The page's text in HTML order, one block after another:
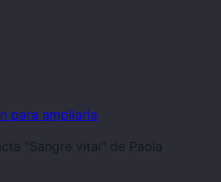
para ampliarla
"Sangre vital" de Paola